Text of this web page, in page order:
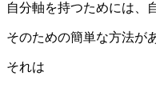
自分軸を持つためには、
そのための簡単な方法が
それは